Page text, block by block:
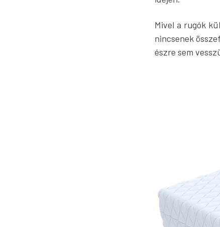
Mivel a rugók
nincsenek
észre sem